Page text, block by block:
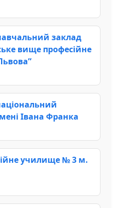
заклад
вище професійне
Івана Франка
училище № 3 м.